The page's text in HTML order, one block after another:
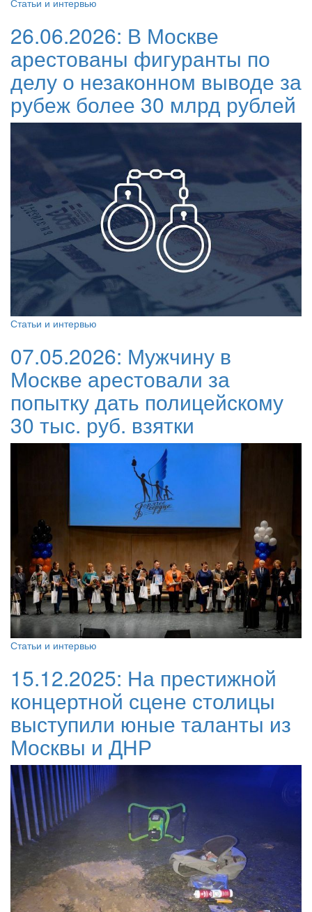
26.06.2026: В Москве
арестованы фигуранты по
делу о незаконном выводе за
рубеж более 30 млрд рублей
Статьи и интервью
07.05.2026: Мужчину в
Москве арестовали за
попытку дать полицейскому
30 тыс. руб. взятки
Статьи и интервью
15.12.2025: На престижной
концертной сцене столицы
выступили юные таланты из
Москвы и ДНР